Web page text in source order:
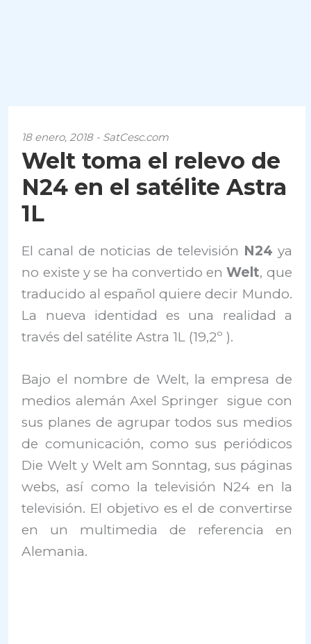
18 enero, 2018 - SatCesc.com
Welt toma el relevo de
N24 en el satélite Astra
1L
El canal de noticias de televisión N24 ya
no existe y se ha convertido enWelt, que
traducido al español quiere decir Mundo.
La nueva identidad es una realidad a
través del satélite Astra 1L (19,2º ).
Bajo el nombre de Welt, la empresa de
medios alemán Axel Springer sigue con
sus planes de agrupar todos sus medios
de comunicación, como sus periódicos
Die Welt y Welt am Sonntag, sus páginas
webs, así como la televisión N24 en la
televisión. El objetivo es el de convertirse
en un multimedia de referencia en
Alemania.